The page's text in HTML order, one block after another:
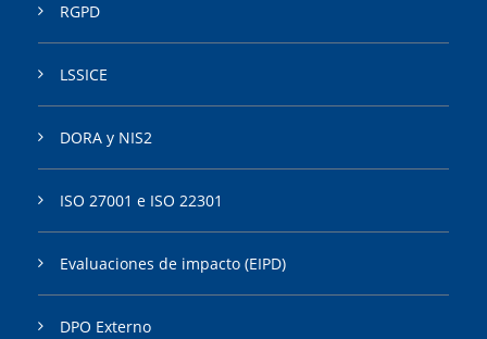
RGPD
LSSICE
DORA y NIS2
ISO 27001 e ISO 22301
Evaluaciones de impacto (EIPD)
DPO Externo